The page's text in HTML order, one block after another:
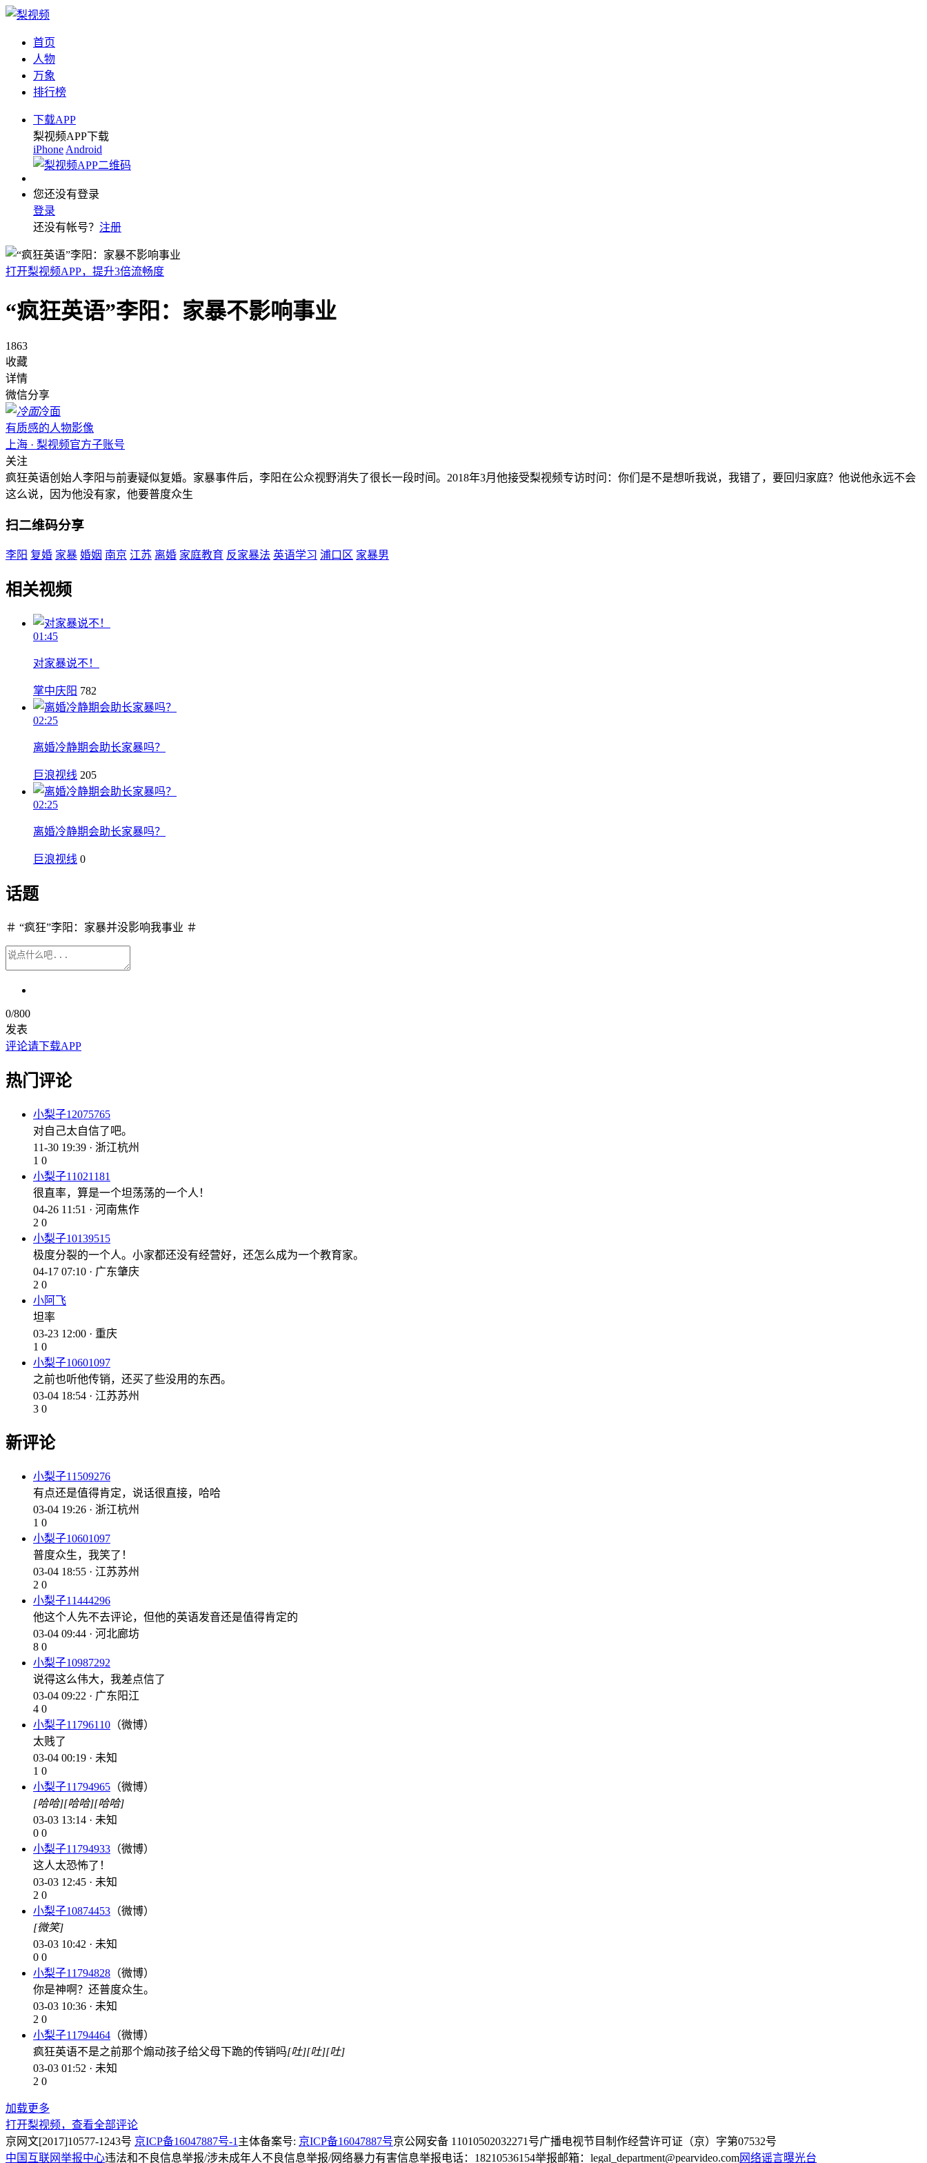
首页
人物
万象
排行榜
下载APP
梨视频APP下载
iPhone Android
您还没有登录
登录
还没有帐号？ 注册
打开梨视频APP，提升3倍流畅度
“疯狂英语”李阳：家暴不影响事业
1863
收藏
详情
微信分享
冷面
有质感的人物影像
上海 · 梨视频官方子账号
关注
疯狂英语创始人李阳与前妻疑似复婚。家暴事件后，李阳在公众视野消失了很长一段时间。2018年3月他接受梨视频专访时问：你们是不是想听我说，我错了，要回归家庭？他说他永远不会
这么说，因为他没有家，他要普度众生
扫二维码分享
李阳 复婚 家暴 婚姻 南京 江苏 离婚 家庭教育 反家暴法 英语学习 浦口区 家暴男
相关视频
01:45
对家暴说不！
掌中庆阳 782
02:25
离婚冷静期会助长家暴吗？
巨浪视线 205
02:25
离婚冷静期会助长家暴吗？
巨浪视线 0
话题
＃ “疯狂”李阳：家暴并没影响我事业 ＃
0/800
发表
评论请下载APP
热门评论
小梨子12075765
对自己太自信了吧。
11-30 19:39 · 浙江杭州
1 0
小梨子11021181
很直率，算是一个坦荡荡的一个人！
04-26 11:51 · 河南焦作
2 0
小梨子10139515
极度分裂的一个人。小家都还没有经营好，还怎么成为一个教育家。
04-17 07:10 · 广东肇庆
2 0
小阿飞
坦率
03-23 12:00 · 重庆
1 0
小梨子10601097
之前也听他传销，还买了些没用的东西。
03-04 18:54 · 江苏苏州
3 0
新评论
小梨子11509276
有点还是值得肯定，说话很直接，哈哈
03-04 19:26 · 浙江杭州
1 0
小梨子10601097
普度众生，我笑了！
03-04 18:55 · 江苏苏州
2 0
小梨子11444296
他这个人先不去评论，但他的英语发音还是值得肯定的
03-04 09:44 · 河北廊坊
8 0
小梨子10987292
说得这么伟大，我差点信了
03-04 09:22 · 广东阳江
4 0
小梨子11796110 （微博）
太贱了
03-04 00:19 · 未知
1 0
小梨子11794965 （微博）
[哈哈][哈哈][哈哈]
03-03 13:14 · 未知
0 0
小梨子11794933 （微博）
这人太恐怖了！
03-03 12:45 · 未知
2 0
小梨子10874453 （微博）
[微笑]
03-03 10:42 · 未知
0 0
小梨子11794828 （微博）
你是神啊？还普度众生。
03-03 10:36 · 未知
2 0
小梨子11794464 （微博）
疯狂英语不是之前那个煽动孩子给父母下跪的传销吗[吐][吐][吐]
03-03 01:52 · 未知
2 0
加载更多
打开梨视频，查看全部评论
京网文[2017]10577-1243号 京ICP备16047887号-1 主体备案号: 京ICP备16047887号京公网安备 11010502032271号广播电视节目制作经营许可证（京）字第07532号
中国互联网举报中心违法和不良信息举报/涉未成年人不良信息举报/网络暴力有害信息举报电话：18210536154举报邮箱：legal_department@pearvideo.com网络谣言曝光台